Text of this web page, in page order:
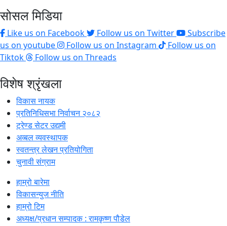
सोसल मिडिया
Like us on Facebook Follow us on Twitter
Subscribe
us on youtube
Follow us on Instagram
Follow us on
Tiktok
Follow us on Threads
विशेष श्रृंखला
विकास नायक
प्रतिनिधिसभा निर्वाचन २०८२
ट्रेण्ड सेटर उद्यमी
अव्बल व्यवस्थापक
स्वतन्त्र लेखन प्रतियोगिता
चुनावी संग्राम
हाम्रो बारेमा
विकासन्युज नीति
हाम्रो टिम
अध्यक्ष/प्रधान सम्पादक : रामकृष्ण पौडेल